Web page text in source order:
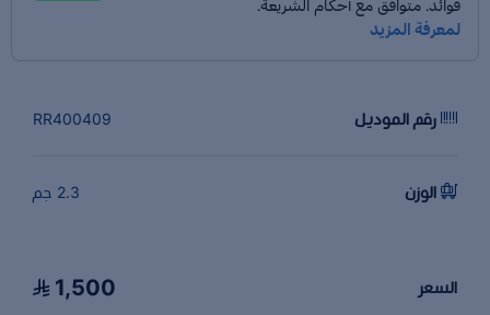
رقم الموديل RR400409
الوزن 2.3 جم
السعر 1,500